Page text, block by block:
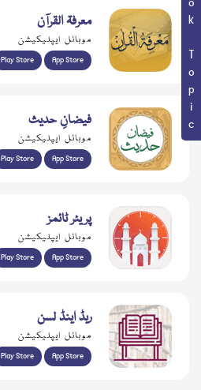
Book Topic معرفۃ القرآن
موبائل ایپلیکیشن
Play Store App Store
فیضانِ حدیث
موبائل ایپلیکیشن
Play Store App Store
پریئر ٹائمز
موبائل ایپلیکیشن
Play Store App Store
ریڈ اینڈ لسن
موبائل ایپلیکیشن
Play Store App Store